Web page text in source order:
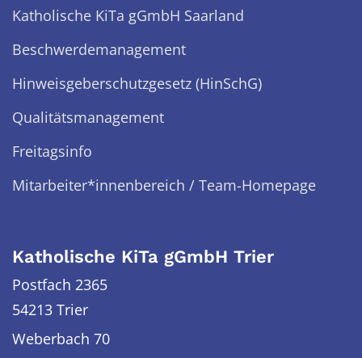
Katholische KiTa gGmbH Saarland
Beschwerdemanagement
Hinweisgeberschutzgesetz (HinSchG)
Qualitätsmanagement
Freitagsinfo
Mitarbeiter*innenbereich / Team-Homepage
Katholische KiTa gGmbH Trier
Postfach 2365
54213 Trier
Weberbach 70